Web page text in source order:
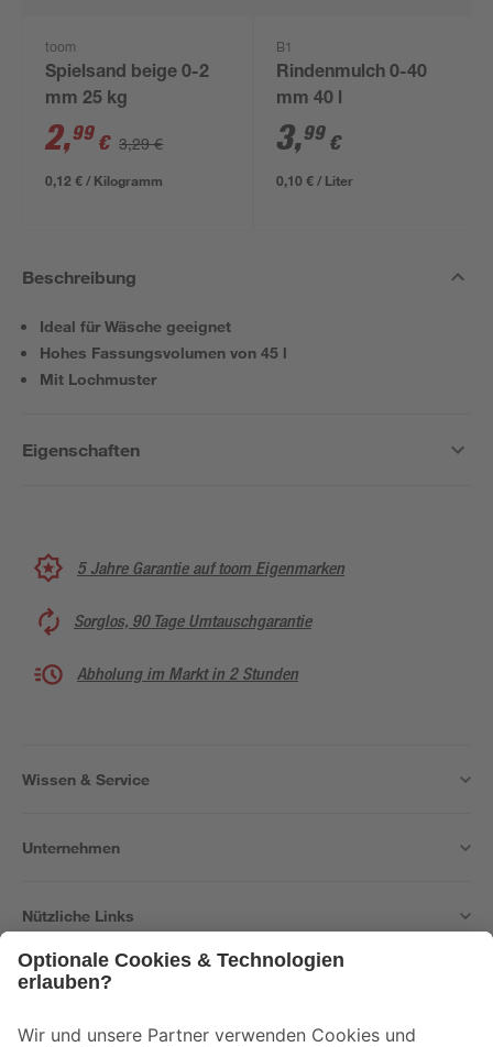
toom
Spielsand beige 0-2
mm 25 kg
2,99 € 3,29 €
0,12 € / Kilogramm
B1
Rindenmulch 0-40
mm 40 l
3,99 €
0,10 € / Liter
Beschreibung
Ideal für Wäsche geeignet
Hohes Fassungsvolumen von 45 l
Mit Lochmuster
Eigenschaften
5 Jahre Garantie auf toom Eigenmarken
Sorglos, 90 Tage Umtauschgarantie
Abholung im Markt in 2 Stunden
Wissen & Service
Unternehmen
Nützliche Links
Der toom Newsletter: Keine Angebote und Aktionen mehr verpassen!